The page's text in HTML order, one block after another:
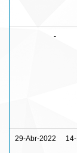
-
29-Abr-2022